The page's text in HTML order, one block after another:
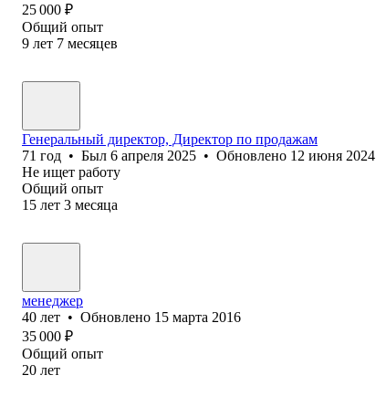
25 000 ₽
Общий опыт
9 лет 7 месяцев
Генеральный директор, Директор по продажам
71 год • Был 6 апреля 2025 • Обновлено 12 июня 2024
Не ищет работу
Общий опыт
15 лет 3 месяца
менеджер
40 лет • Обновлено 15 марта 2016
35 000 ₽
Общий опыт
20 лет